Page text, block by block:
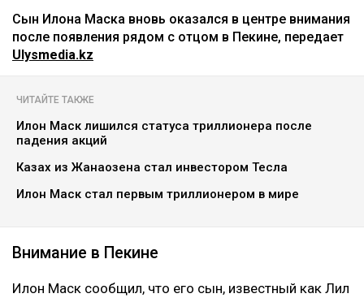
Сын Илона Маска вновь оказался в центре внимания
после появления рядом с отцом в Пекине, передает
Ulysmedia.kz
ЧИТАЙТЕ ТАКЖЕ
Илон Маск лишился статуса триллионера после
падения акций
Казах из Жанаозена стал инвестором Тесла
Илон Маск стал первым триллионером в мире
Внимание в Пекине
Илон Маск сообщил, что его сын, известный как Лил